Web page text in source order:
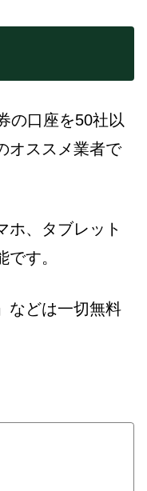
の口座を50社以
オススメ業者で
ホ、タブレット
す。
などは一切無料